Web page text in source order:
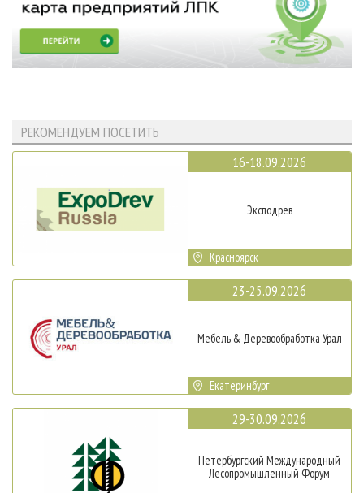
РЕКОМЕНДУЕМ ПОСЕТИТЬ
16-18.09.2026
Эксподрев
Красноярск
23-25.09.2026
Мебель & Деревообработка Урал
Екатеринбург
29-30.09.2026
Петербургский Международный
Лесопромышленный Форум